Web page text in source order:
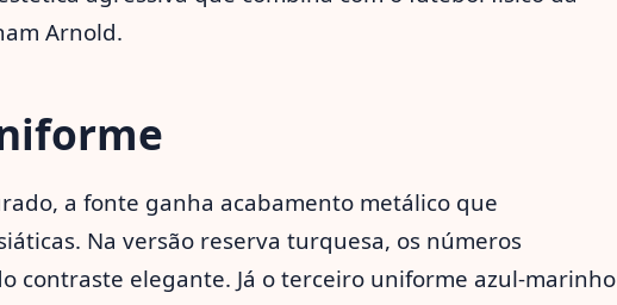
Arnold.
a fonte ganha acabamento metálico que
Na versão reserva turquesa, os números
contraste elegante. Já o terceiro uniforme azul-marinho